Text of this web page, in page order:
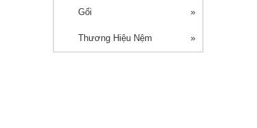
Gối
Thương Hiệu Nệm